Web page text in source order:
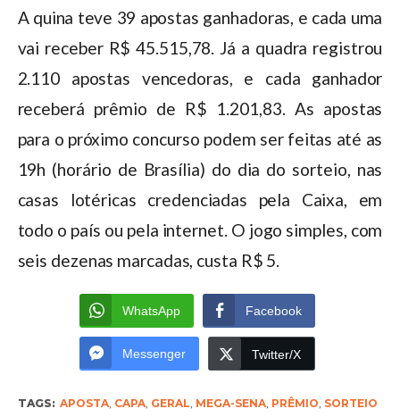
A quina teve 39 apostas ganhadoras, e cada uma
vai receber R$ 45.515,78. Já a quadra registrou
2.110 apostas vencedoras, e cada ganhador
receberá prêmio de R$ 1.201,83. As apostas
para o próximo concurso podem ser feitas até as
19h (horário de Brasília) do dia do sorteio, nas
casas lotéricas credenciadas pela Caixa, em
todo o país ou pela internet. O jogo simples, com
seis dezenas marcadas, custa R$ 5.
WhatsApp Facebook
Messenger Twitter/X
TAGS: APOSTA, CAPA, GERAL MEGA-SENA, PRÊMIO SORTEIO